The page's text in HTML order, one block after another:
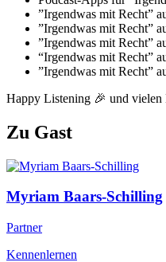
”Irgendwas mit Recht”
”Irgendwas mit Recht”
”Irgendwas mit Recht”
“Irgendwas mit Recht”
”Irgendwas mit Recht”
Happy Listening 🎉 und
Zu Gast
Myriam Baars-Schilling
Partner
Kennenlernen